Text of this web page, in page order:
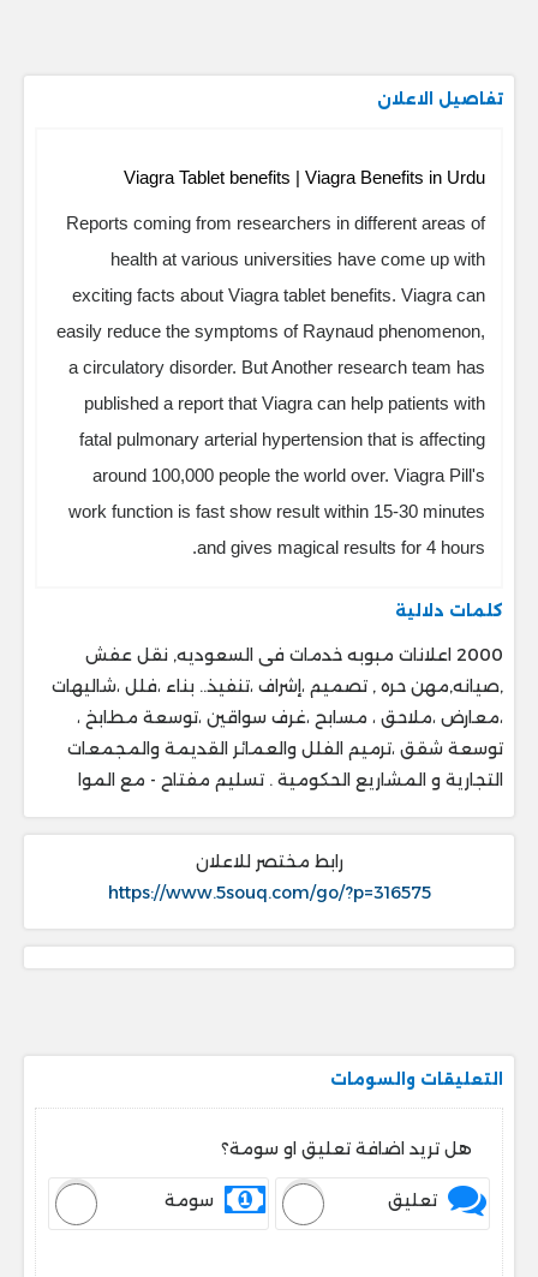
تفاصيل الاعلان
Viagra Tablet benefits | Viagra Benefits in Urdu
Reports coming from researchers in different areas of
health at various universities have come up with
exciting facts about Viagra tablet benefits. Viagra can
easily reduce the symptoms of Raynaud phenomenon,
a circulatory disorder. But Another research team has
published a report that Viagra can help patients with
fatal pulmonary arterial hypertension that is affecting
around 100,000 people the world over. Viagra Pill's
work function is fast show result within 15-30 minutes
and gives magical results for 4 hours.
كلمات دلالية
2000 اعلانات مبوبه خدمات فى السعوديه, نقل عفش
,صيانه,مهن حره , تصميم ،إشراف ،تنفيذ.. ‎بناء ،فلل ،شاليهات
،معارض ،ملاحق ، ‎مسابح ،غرف سواقين ،توسعة مطابخ ،
‎توسعة شقق ،ترميم الفلل والعمائر القديمة والمجمعات
التجارية و المشاريع الحكومية . ‎تسليم مفتاح - مع الموا
رابط مختصر للاعلان
https://www.5souq.com/go/?p=316575
التعليقات والسومات
هل تريد اضافة تعليق او سومة؟
تعليق سومة